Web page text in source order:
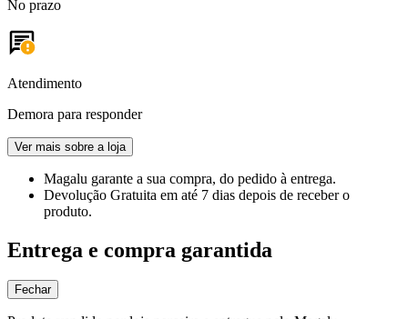
No prazo
Atendimento
Demora para responder
Ver mais sobre a loja
Magalu garante a sua compra, do pedido à entrega.
Devolução Gratuita em até 7 dias depois de receber o
produto.
Entrega e compra garantida
Fechar